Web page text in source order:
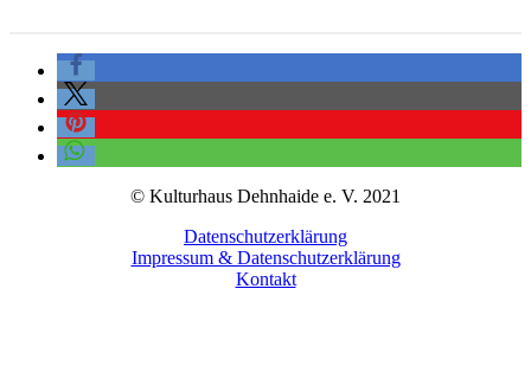
© Kulturhaus Dehnhaide e. V. 2021
Datenschutzerklärung
Impressum & Datenschutzerklärung
Kontakt